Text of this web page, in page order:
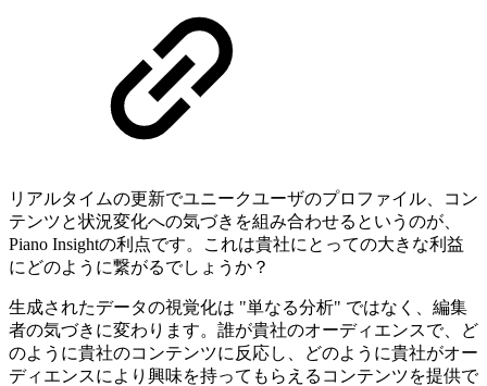
リアルタイムの更新でユニークユーザのプロファイル、コン
テンツと状況変化への気づきを組み合わせるというのが、
Piano Insightの利点です。これは貴社にとっての大きな利益
にどのように繋がるでしょうか？
生成されたデータの視覚化は "単なる分析" ではなく、編集
者の気づきに変わります。誰が貴社のオーディエンスで、ど
のように貴社のコンテンツに反応し、どのように貴社がオー
ディエンスにより興味を持ってもらえるコンテンツを提供で